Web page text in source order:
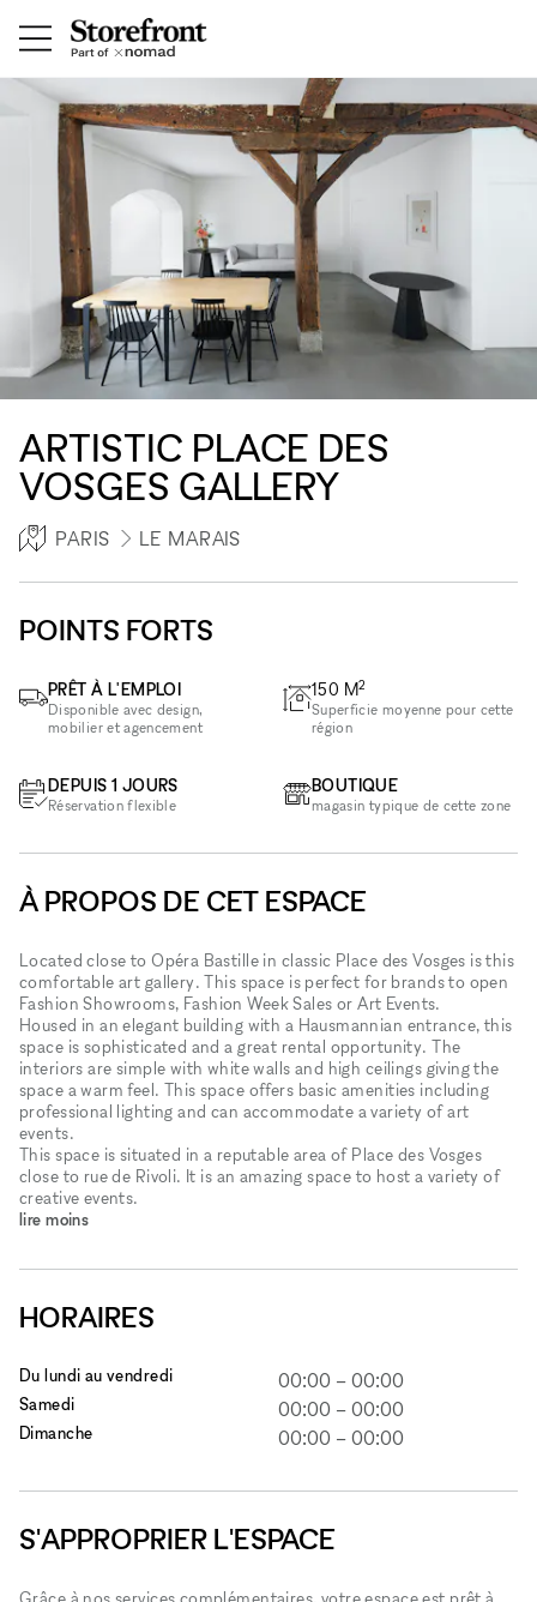
ARTISTIC PLACE DES
VOSGES GALLERY
PARIS LE MARAIS
POINTS FORTS
PRÊT À L'EMPLOI
Disponible avec design,
mobilier et agencement
DEPUIS 1 JOURS
Réservation flexible
150 M2
Superficie moyenne pour cette
région
BOUTIQUE
magasin typique de cette zone
À PROPOS DE CET ESPACE
Located close to Opéra Bastille in classic Place des Vosges is this
comfortable art gallery. This space is perfect for brands to open
Fashion Showrooms, Fashion Week Sales or Art Events.
Housed in an elegant building with a Hausmannian entrance, this
space is sophisticated and a great rental opportunity. The
interiors are simple with white walls and high ceilings giving the
space a warm feel. This space offers basic amenities including
professional lighting and can accommodate a variety of art
events.
This space is situated in a reputable area of Place des Vosges
close to rue de Rivoli. It is an amazing space to host a variety of
creative events.
lire moins
HORAIRES
Du lundi au vendredi 00:00 – 00:00
Samedi 00:00 – 00:00
Dimanche 00:00 – 00:00
S'APPROPRIER L'ESPACE
Grâce à nos services complémentaires, votre espace est prêt à